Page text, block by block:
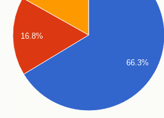
16.8%
66.3%
Indice dell’Assistenza Sanitaria
Indice dell’Assistenza Sanitaria
Indice dell’Assistenza Sanitaria
Nazione